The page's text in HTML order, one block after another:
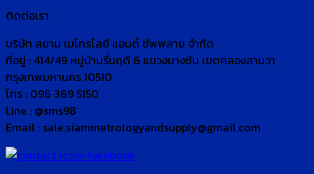
ติดต่อเรา
บริษัท สยาม เมโทรโลยี แอนด์ ซัพพลาย จำกัด
ที่อยู่ : 414/49 หมู่บ้านรื่นฤดี 6 แขวงบางชัน เขตคลองสามวา
กรุงเทพมหานคร 10510
โทร : 096 369 5150
Line : @sms98
Email : sale.siammetrologyandsupply@gmail.com